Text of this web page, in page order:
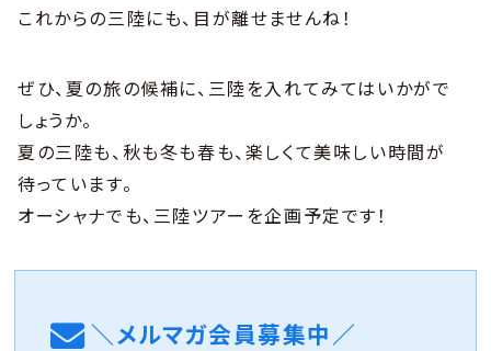
これからの三陸にも、目が離せませんね！
ぜひ、夏の旅の候補に、三陸を入れてみてはいかがで
しょうか。
夏の三陸も、秋も冬も春も、楽しくて美味しい時間が
待っています。
オーシャナでも、三陸ツアーを企画予定です！
＼メルマガ会員募集中／